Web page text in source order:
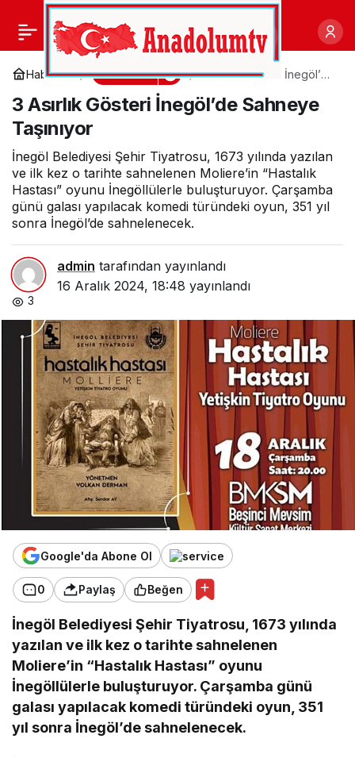
Haberler Gündem
3 Asırlık Gösteri İnegöl’de
3 Asırlık Gösteri İnegöl’de Sahneye
Taşınıyor
İnegöl Belediyesi Şehir Tiyatrosu, 1673 yılında yazılan
ve ilk kez o tarihte sahnelenen Moliere’in “Hastalık
Hastası” oyunu İnegöllülerle buluşturuyor. Çarşamba
günü galası yapılacak komedi türündeki oyun, 351 yıl
sonra İnegöl’de sahnelenecek.
admin tarafından yayınlandı
16 Aralık 2024, 18:48 yayınlandı
3
Google'da Abone Ol
0 Paylaş Beğen
İnegöl Belediyesi Şehir Tiyatrosu, 1673 yılında
yazılan ve ilk kez o tarihte sahnelenen
Moliere’in “Hastalık Hastası” oyunu
İnegöllülerle buluşturuyor. Çarşamba günü
galası yapılacak komedi türündeki oyun, 351
yıl sonra İnegöl’de sahnelenecek.
Türk Malları Haftası’na
coşkulu kutlama
Paylaş